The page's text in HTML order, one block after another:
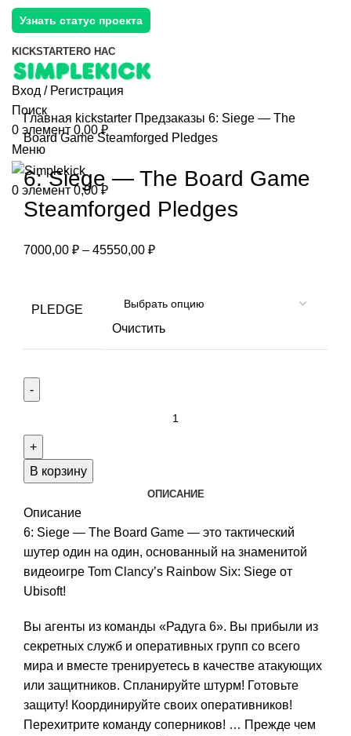
Узнать статус проекта
KICKSTARTERО НАС
Вход / Регистрация
Поиск
0 элемент 0,00₽
Меню
0 элемент 0,00₽
Главная kickstarter Предзаказы 6: Siege — The
Board Game Steamforged Pledges
6: Siege — The Board Game
Steamforged Pledges
7000,00 ₽ – 45550,00 ₽
PLEDGE
Очистить
6:
Siege
The
Board
Game
Steamforged
Pledges
В корзину
ОПИСАНИЕ
Описание
6: Siege — The Board Game — это тактический
шутер один на один, основанный на знаменитой
видеоигре Tom Clancy’s Rainbow Six: Siege от
Ubisoft!
Вы агенты из команды «Радуга 6». Вы прибыли из
секретных служб и оперативных групп со всего
мира и вместе тренируетесь в качестве атакующих
или защитников. Спланируйте штурм! Готовьте
защиту! Координируйте своих оперативников!
Перехитрите команду соперников! … Прежде чем